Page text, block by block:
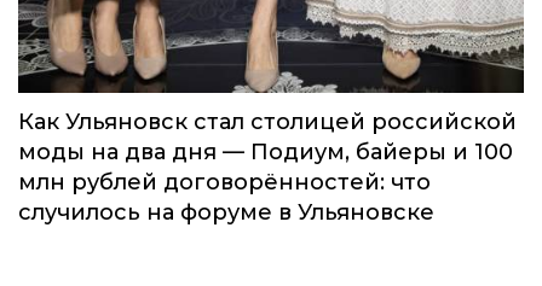
Как Ульяновск стал столицей российской
моды на два дня — Подиум, байеры и 100
млн рублей договорённостей: что
случилось на форуме в Ульяновске